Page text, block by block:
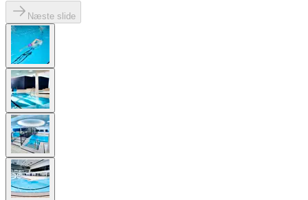
Næste slide